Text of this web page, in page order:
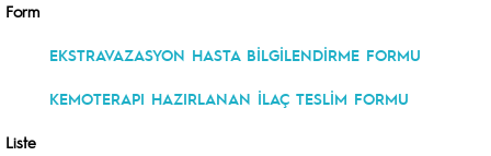
Form
EKSTRAVAZASYON HASTA BİLGİLENDİRME FORMU
KEMOTERAPI HAZIRLANAN İLAÇ TESLİM FORMU
Liste